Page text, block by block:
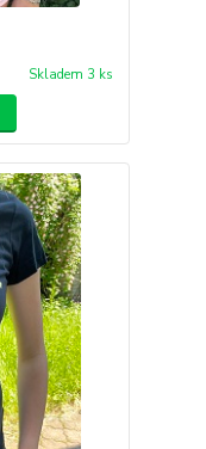
Skladem 3 ks